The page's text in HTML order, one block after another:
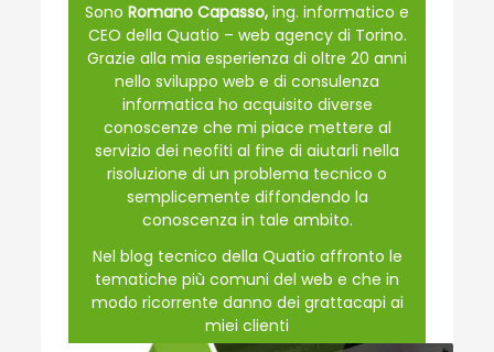
Sono Romano Capasso, ing. informatico e
CEO della Quatio – web agency di Torino.
Grazie alla mia esperienza di oltre 20 anni
nello sviluppo web e di consulenza
informatica ho acquisito diverse
conoscenze che mi piace mettere al
servizio dei neofiti al fine di aiutarli nella
risoluzione di un problema tecnico o
semplicemente diffondendo la
conoscenza in tale ambito.
Nel blog tecnico della Quatio affronto le
tematiche più comuni del web e che in
modo ricorrente danno dei grattacapi ai
miei clienti